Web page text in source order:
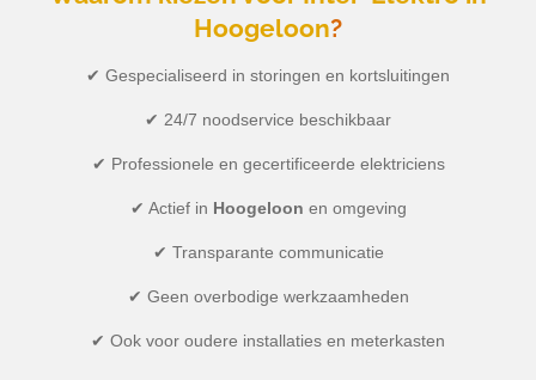
Hoogeloon?
✔ Gespecialiseerd in storingen en kortsluitingen
✔ 24/7 noodservice beschikbaar
✔ Professionele en gecertificeerde elektriciens
✔ Actief in Hoogeloon en omgeving
✔ Transparante communicatie
✔ Geen overbodige werkzaamheden
✔ Ook voor oudere installaties en meterkasten